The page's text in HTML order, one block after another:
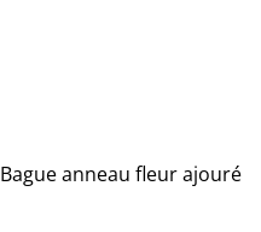
Bague anneau fleur ajouré